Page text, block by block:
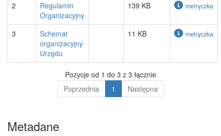
2
Regulamin
Organizacyjny
139 KB metryczka
3
Schemat
organizacyjny
Urzędu
11 KB metryczka
Pozycje od 1 do 3 z 3 łącznie
Poprzednia
1 Następna
Metadane